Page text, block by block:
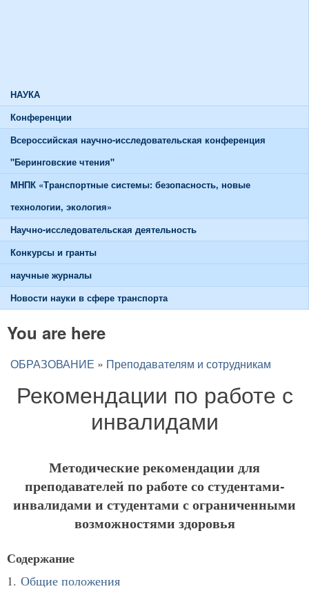
НАУКА
Конференции
Всероссийская научно-исследовательская конференция
"Беринговские чтения"
МНПК «Транспортные системы: безопасность, новые
технологии, экология»
Научно-исследовательская деятельность
Конкурсы и гранты
научные журналы
Новости науки в сфере транспорта
You are here
ОБРАЗОВАНИЕ » Преподавателям и сотрудникам
Рекомендации по работе с
инвалидами
Методические рекомендации для
преподавателей по работе со студентами-
инвалидами и студентами с ограниченными
возможностями здоровья
Содержание
1. Общие положения